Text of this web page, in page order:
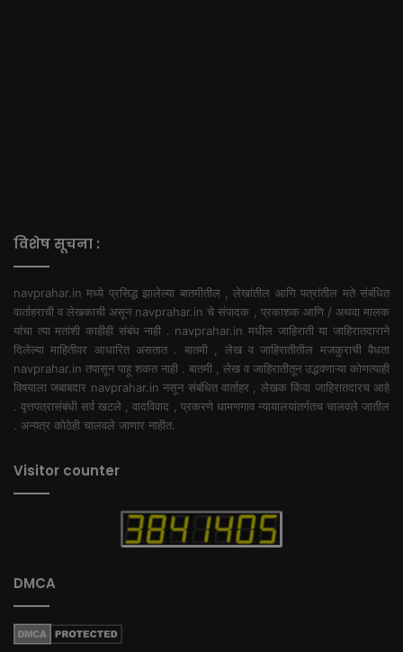
विशेष सूचना :
navprahar.in मध्ये प्रसिद्ध झालेल्या बातमीतील , लेखांतील आणि पत्रांतील मते संबंधित
वार्ताहराची व लेखकाची असून navprahar.in चे संपादक , प्रकाशक आणि / अथवा मालक
यांचा त्या मतांशी काहीही संबंध नाही . navprahar.in मधील जाहिराती या जाहिरातदाराने
दिलेल्या माहितीवर आधारित असतात . बातमी , लेख व जाहिरातीतील मजकुराची वैधता
navprahar.in तपासून पाहू शकत नाही . बातमी , लेख व जाहिरातीतून उद्भवणाऱ्या कोणत्याही
विषयाला जबाबदार navprahar.in नसून संबंधित वार्ताहर , लेखक किंवा जाहिरातदारच आहे
. वृत्तपत्रासंबंधी सर्व खटले , वादविवाद , प्रकरणे धामणगाव न्यायालयांतर्गतच चालवले जातील
. अन्यत्र कोठेही चालवले जाणार नाहीत.
Visitor counter
DMCA